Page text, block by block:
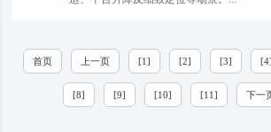
首页 上一页 [1] [2] [3] [4]
[8] [9] [10] [11] 下一